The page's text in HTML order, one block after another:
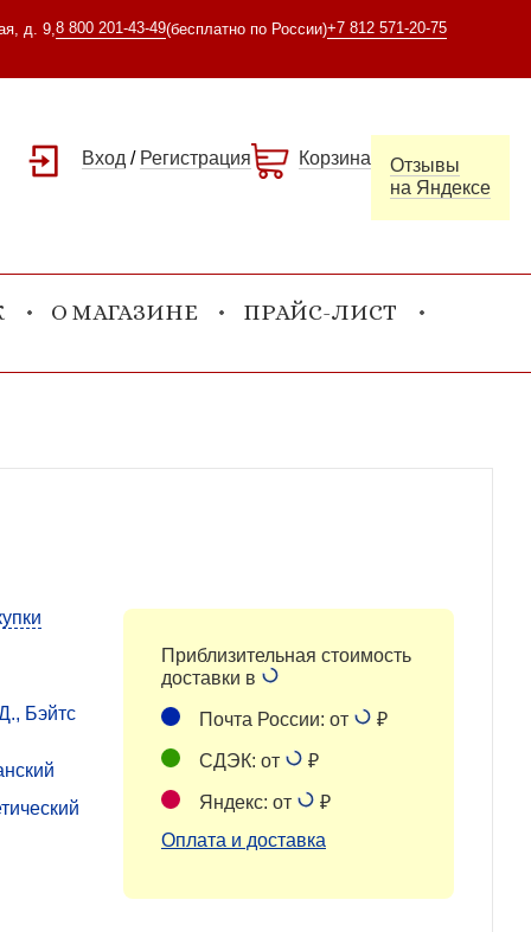
д. 9, 8 800 201-43-49(бесплатно по России)+7 812 571-20-75
Вход / Регистрация Корзина
Отзывы
на Яндексе
О МАГАЗИНЕ ПРАЙС-ЛИСТ
Бэйтс
Приблизительная стоимость
доставки в
Почта России: от ₽
СДЭК: от ₽
Яндекс: от
₽
Оплата и доставка